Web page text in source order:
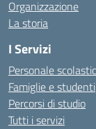
Organizzazione
La storia
I Servizi
Personale
Famiglie e studenti
Percorsi di studio
Tutti i servizi